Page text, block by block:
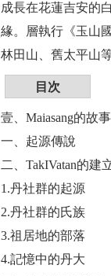
成長在花蓮吉安的
緣。層執行《玉山
林田山、舊太平山
目次
壹、Maiasang的故事
一、起源傳說
二、TakIVatan的建
1.丹社群的起源
2.丹社群的氏族
3.祖居地的部落
4.記憶中的丹大